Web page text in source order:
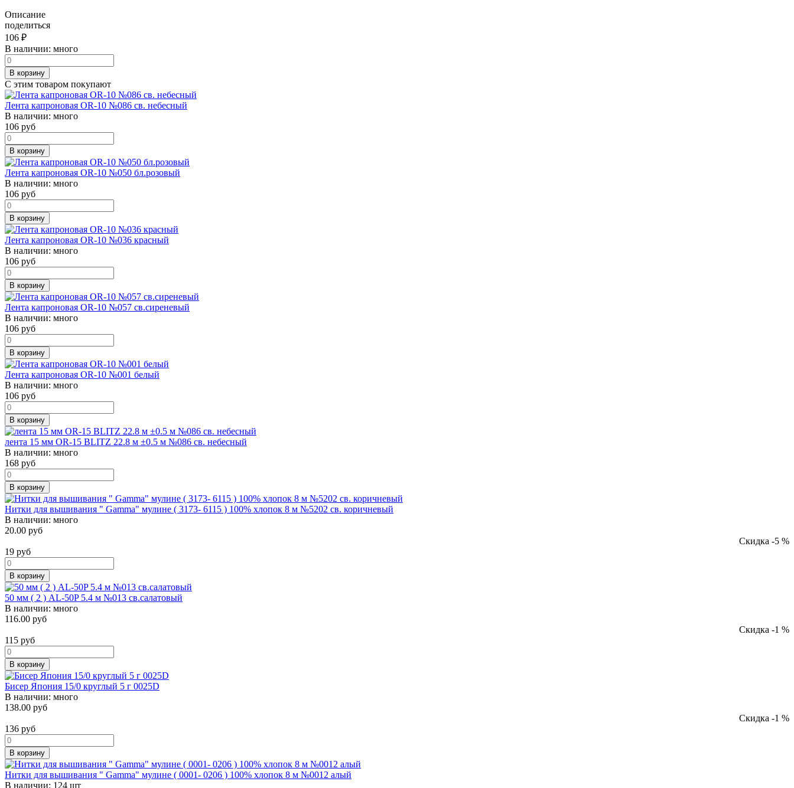
Описание
поделиться
106 ₽
В наличии: много
В корзину
С этим товаром покупают
Лента капроновая OR-10 №086 св. небесный
В наличии: много
106 руб
В корзину
Лента капроновая OR-10 №050 бл.розовый
В наличии: много
106 руб
В корзину
Лента капроновая OR-10 №036 красный
В наличии: много
106 руб
В корзину
Лента капроновая OR-10 №057 св.сиреневый
В наличии: много
106 руб
В корзину
Лента капроновая OR-10 №001 белый
В наличии: много
106 руб
В корзину
лента 15 мм OR-15 BLITZ 22.8 м ±0.5 м №086 св. небесный
В наличии: много
168 руб
В корзину
Нитки для вышивания " Gamma" мулине ( 3173- 6115 ) 100% хлопок 8 м №5202 св. коричневый
В наличии: много
20.00 руб
Скидка -5 %
19 руб
В корзину
50 мм ( 2 ) AL-50P 5.4 м №013 св.салатовый
В наличии: много
116.00 руб
Скидка -1 %
115 руб
В корзину
Бисер Япония 15/0 круглый 5 г 0025D
В наличии: много
138.00 руб
Скидка -1 %
136 руб
В корзину
Нитки для вышивания " Gamma" мулине ( 0001- 0206 ) 100% хлопок 8 м №0012 алый
В наличии: 124 шт